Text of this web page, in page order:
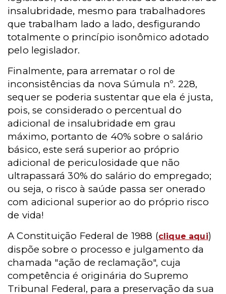
insalubridade, mesmo para trabalhadores
que trabalham lado a lado, desfigurando
totalmente o princípio isonômico adotado
pelo legislador.
Finalmente, para arrematar o rol de
inconsistências da nova Súmula nº. 228,
sequer se poderia sustentar que ela é justa,
pois, se considerado o percentual do
adicional de insalubridade em grau
máximo, portanto de 40% sobre o salário
básico, este será superior ao próprio
adicional de periculosidade que não
ultrapassará 30% do salário do empregado;
ou seja, o risco à saúde passa ser onerado
com adicional superior ao do próprio risco
de vida!
A Constituição Federal de 1988 (clique aqui)
dispõe sobre o processo e julgamento da
chamada "ação de reclamação", cuja
competência é originária do Supremo
Tribunal Federal, para a preservação da sua